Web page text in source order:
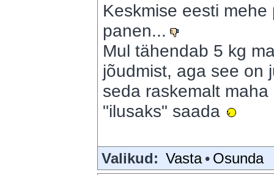
Keskmise eesti
panen...
Mul tähendab 5 kg
jõudmist, aga see on
seda raskemalt
"ilusaks" saada
Valikud: Vasta • Osunda